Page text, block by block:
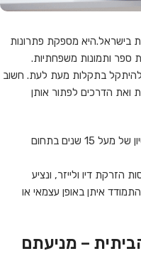
בישראל.היא מספקת פתרונות
ספר ותמונות משפחתיות.
להיתקל בתקלות מעת לעת. חשוב
ואת הדרכים לפתור אותן
מאמר זה נכתב על ידי טכנאי מומחה עם נסיון של מעל 15 שנים בתחום
הזרקת דיו ולייזר, ונציע
איתן באופן עצמאי או
– מניעתם